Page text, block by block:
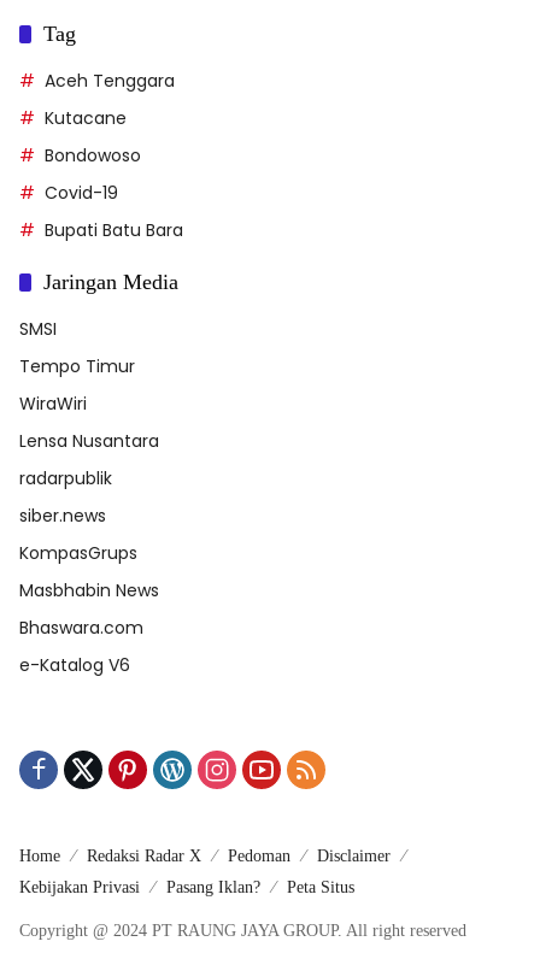
Jawa Timur, Indonesia
085233338478/082228758686
radarxonline@gmail.com
Berita
Terbaru
Polri
Organisasi
Aceh Tenggara
Kutacane
Bondowoso
Covid-19
Bupati Batu Bara
Jaringan Media
Tempo Timur
WiraWiri
KompasGrups